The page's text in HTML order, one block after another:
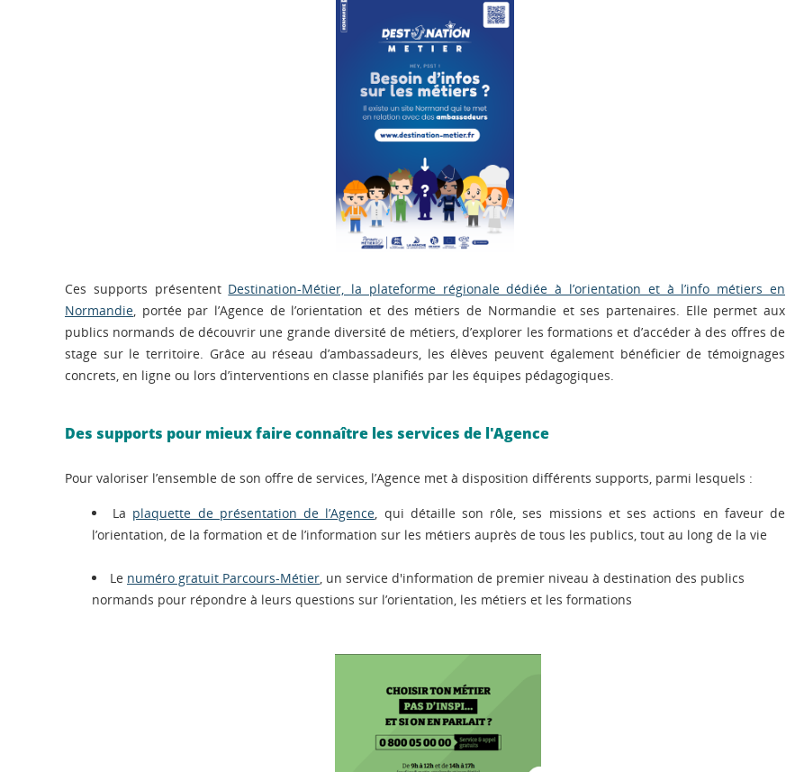
Ces supports présentent Destination-Métier, la plateforme régionale dédiée à l’orientation et à l’info métiers en
Normandie, portée par l’Agence de l’orientation et des métiers de Normandie et ses partenaires. Elle permet aux
publics normands de découvrir une grande diversité de métiers, d’explorer les formations et d’accéder à des offres de
stage sur le territoire. Grâce au réseau d’ambassadeurs, les élèves peuvent également bénéficier de témoignages
concrets, en ligne ou lors d’interventions en classe planifiés par les équipes pédagogiques.
Des supports pour mieux faire connaître les services de l'Agence
Pour valoriser l’ensemble de son offre de services, l’Agence met à disposition différents supports, parmi lesquels :
La plaquette de présentation de l’Agence, qui détaille son rôle, ses missions et ses actions en faveur de
l’orientation, de la formation et de l’information sur les métiers auprès de tous les publics, tout au long de la vie
Le numéro gratuit Parcours-Métier, un service d'information de premier niveau à destination des publics
normands pour répondre à leurs questions sur l’orientation, les métiers et les formations